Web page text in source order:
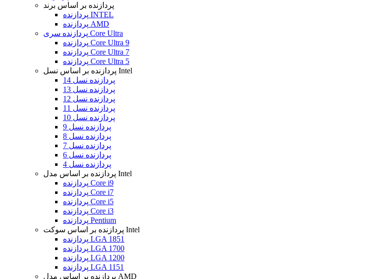
پردازنده بر اساس برند
پردازنده INTEL
پردازنده AMD
پردازنده سری Core Ultra
پردازنده Core Ultra 9
پردازنده Core Ultra 7
پردازنده Core Ultra 5
پردازنده بر اساس نسل Intel
پردازنده نسل 14
پردازنده نسل 13
پردازنده نسل 12
پردازنده نسل 11
پردازنده نسل 10
پردازنده نسل 9
پردازنده نسل 8
پردازنده نسل 7
پردازنده نسل 6
پردازنده نسل 4
پردازنده بر اساس مدل Intel
پردازنده Core i9
پردازنده Core i7
پردازنده Core i5
پردازنده Core i3
پردازنده Pentium
پردازنده بر اساس سوکت Intel
پردازنده LGA 1851
پردازنده LGA 1700
پردازنده LGA 1200
پردازنده LGA 1151
پردازنده بر اساس مدل AMD